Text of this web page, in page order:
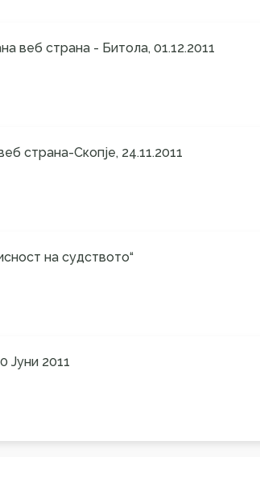
веб страна - Битола, 01.12.2011
страна-Скопје, 24.11.2011
на судството“
Јуни 2011